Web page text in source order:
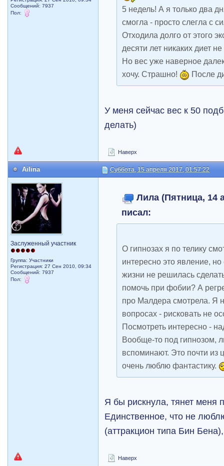
Сообщений: 7937
Пол:
5 недель! А я только два
смогла - просто слегла с
Отходила долго от этого
десяти лет никаких диет
Но вес уже наверное
хочу. Страшно!
После
У меня сейчас вес к 50
делать)
Наверх
Ailina Суббота, 15 апреля 2017, 01:57:22
Заслуженный участник
Группа: Участники
Регистрация: 27 Сен 2010, 09:34
Сообщений: 7937
Пол:
Лила (Пятница, 14
писал:
О гипнозах я по телику
интересно это явление,
жизни не решилась
помочь при фобии? А
про Малдера смотрела. Я
вопросах - рисковать не
Посмотреть интересно -
Вообще-то под гипнозом,
вспоминают. Это почти из
очень люблю фантастику.
Я бы рискнула, тянет меня
Единственное, что не
(аттракцион типа Бин
Наверх